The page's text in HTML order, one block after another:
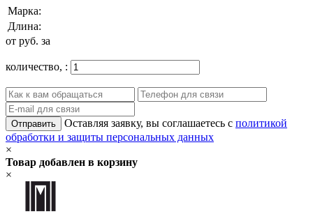
Марка:
Длина:
от руб. за
количество, :
Отправить Оставляя заявку, вы соглашаетесь с политикой
обработки и защиты персональных данных
×
Товар добавлен в корзину
×